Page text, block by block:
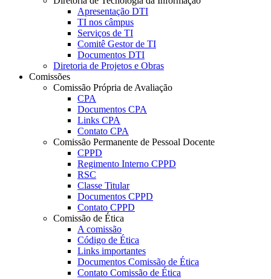
Apresentação DTI
TI nos câmpus
Serviços de TI
Comitê Gestor de TI
Documentos DTI
Diretoria de Projetos e Obras
Comissões
Comissão Própria de Avaliação
CPA
Documentos CPA
Links CPA
Contato CPA
Comissão Permanente de Pessoal Docente
CPPD
Regimento Interno CPPD
RSC
Classe Titular
Documentos CPPD
Contato CPPD
Comissão de Ética
A comissão
Código de Ética
Links importantes
Documentos Comissão de Ética
Contato Comissão de Ética